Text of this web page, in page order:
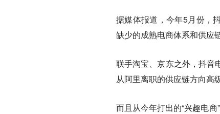
据媒体报道，今年5月份，
缺少的成熟电商体系和供应
联手淘宝、京东之外，抖音
从阿里离职的供应链方向高
而且从今年打出的“兴趣电